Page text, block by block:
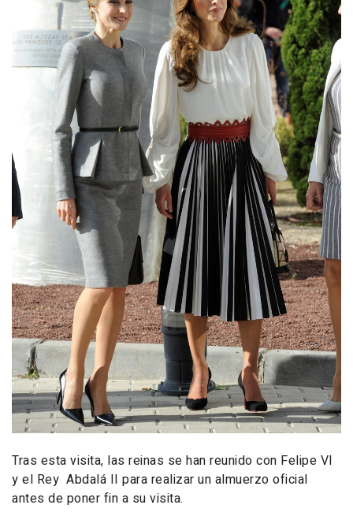
Tras esta visita, las reinas se han reunido con Felipe VI
y el Rey Abdalá II para realizar un almuerzo oficial
antes de poner fin a su visita.